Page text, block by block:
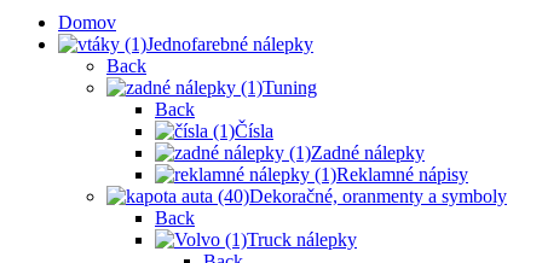
Domov
Jednofarebné nálepky
Back
Tuning
Back
Čísla
Zadné nálepky
Reklamné nápisy
Dekoračné, oranmenty a symboly
Back
Truck nálepky